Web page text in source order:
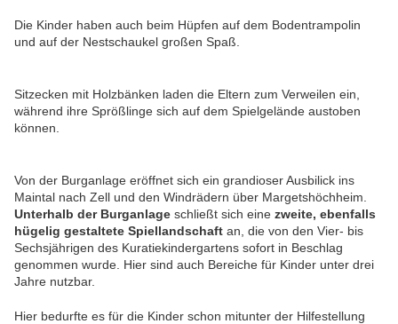
Die Kinder haben auch beim Hüpfen auf dem Bodentrampolin
und auf der Nestschaukel großen Spaß.
Sitzecken mit Holzbänken laden die Eltern zum Verweilen ein,
während ihre Sprößlinge sich auf dem Spielgelände austoben
können.
Von der Burganlage eröffnet sich ein grandioser Ausbilick ins
Maintal nach Zell und den Windrädern über Margetshöchheim.
Unterhalb der Burganlage schließt sich eine zweite, ebenfalls
hügelig gestaltete Spiellandschaft an, die von den Vier- bis
Sechsjährigen des Kuratiekindergartens sofort in Beschlag
genommen wurde. Hier sind auch Bereiche für Kinder unter drei
Jahre nutzbar.
Hier bedurfte es für die Kinder schon mitunter der Hilfestellung